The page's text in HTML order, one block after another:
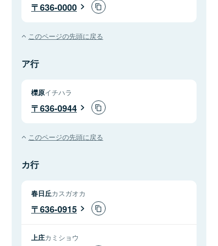
636-0000
このページの先頭に戻る
ア行
櫟原イチハラ
636-0944
このページの先頭に戻る
カ行
春日丘カスガオカ
636-0915
上庄カミショウ